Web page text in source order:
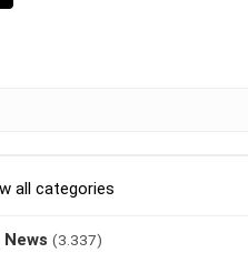
all categories
News (3.337)